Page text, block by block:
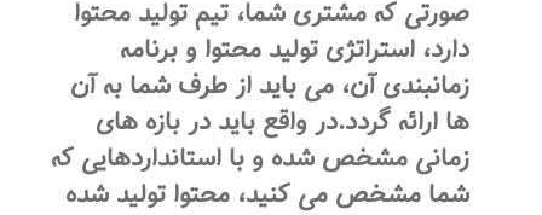
صورتی که مشتری شما، تیم تولید محتوا
دارد، استراتژی تولید محتوا و برنامه
زمانبندی آن، می باید از طرف شما به آن
ها ارائه گردد.در واقع باید در بازه های
زمانی مشخص شده و با استانداردهایی که
شما مشخص می کنید، محتوا تولید شده